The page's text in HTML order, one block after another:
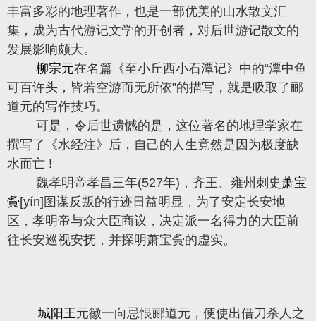
丰富多彩的地理著作，也是一部优美的山水散文汇
集，成为古代游记文学的开创者，对后世游记散文的
发展影响颇大。
柳宗元在名篇《至小丘西小石潭记》中的“潭中鱼
可百许头，皆若空游而无所依”的描写，就是吸取了郦
道元的写作技巧。
可是，令后世遗憾的是，这位著名的地理学家在
撰写了《水经注》后，自己的人生竟然是因为极度缺
水而亡 !
魏孝明帝孝昌三年(527年)，齐王、雍州刺史萧宝
夤[yín]图谋反叛的行迹日益明显，为了安定长安地
区，孝明帝与众大臣商议，决定派一名得力的大臣前
往长安巡视安抚，并探明萧宝夤的虚实。
城阳王元徽一向忌恨郦道元，便使出借刀杀人之